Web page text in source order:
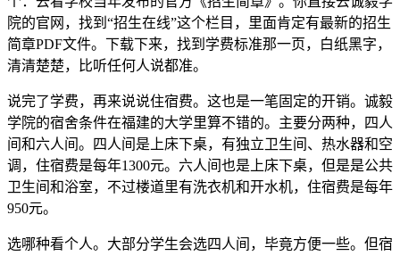
院的官网，找到“招生在线”这个栏目，里面肯定有最新的招生
简章PDF文件。下载下来，找到学费标准那一页，白纸黑字，
清清楚楚，比听任何人说都准。
说完了学费，再来说说住宿费。这也是一笔固定的开销。诚毅
学院的宿舍条件在福建的大学里算不错的。主要分两种，四人
间和六人间。四人间是上床下桌，有独立卫生间、热水器和空
调，住宿费是每年1300元。六人间也是上床下桌，但是是公共
卫生间和浴室，不过楼道里有洗衣机和开水机，住宿费是每年
950元。
选哪种看个人。大部分学生会选四人间，毕竟方便一些。但宿